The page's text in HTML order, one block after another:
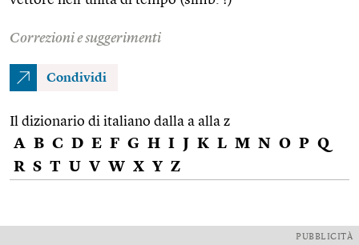
Correzioni e suggerimenti
Condividi
Il dizionario di italiano dalla a alla z
A B C D E F G H I J K L M N O P Q
R S T U V W X Y Z
PUBBLICITÀ